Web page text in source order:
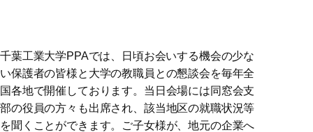
懇談会のご案内
懇談会のご案内
千葉工業大学PPAでは、日頃お会いする機会の少な
い保護者の皆様と大学の教職員との懇談会を毎年全
国各地で開催しております。当日会場には同窓会支
部の役員の方々も出席され、該当地区の就職状況等
を聞くことができます。ご子女様が、地元の企業へ